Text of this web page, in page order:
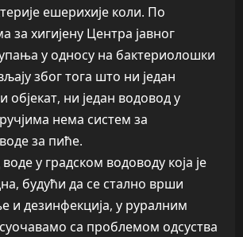
ешерихије коли. По
за хигијену Центра јавног
у односу на бактериолошки
због тога што ни један
објекат, ни један водовод у
нема систем за
за пиће.
у градском водоводу која је
будући да се стално врши
и дезинфекција, у руралним
са проблемом одсуства